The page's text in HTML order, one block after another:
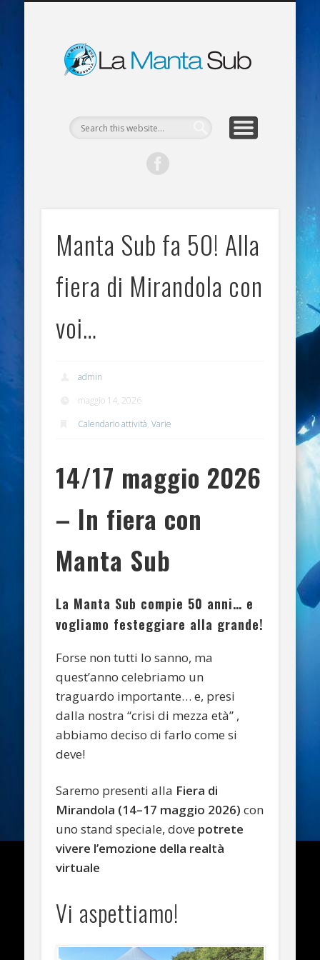
Manta Sub fa 50! Alla
fiera di Mirandola con
voi…
admin
maggio 14, 2026
Calendario attività,Varie
14/17 maggio 2026
– In fiera con
Manta Sub
La Manta Sub compie 50 anni… e
vogliamo festeggiare alla grande!
Forse non tutti lo sanno, ma
quest’anno celebriamo un
traguardo importante… e, presi
dalla nostra “crisi di mezza età” ,
abbiamo deciso di farlo come si
deve!
Saremo presenti alla Fiera di
Mirandola (14–17 maggio 2026) con
uno stand speciale, dove potrete
vivere l’emozione della realtà
virtuale
Vi aspettiamo!